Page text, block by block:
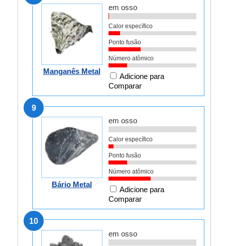
Manganês Metal
em osso
Calor específico
Ponto fusão
Número atômico
Adicione para
Comparar
9
Bário Metal
em osso
Calor específico
Ponto fusão
Número atômico
Adicione para
Comparar
10
em osso